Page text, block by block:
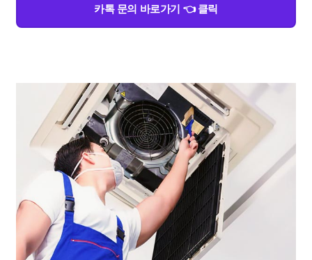
카톡 문의 바로가기 👈 클릭